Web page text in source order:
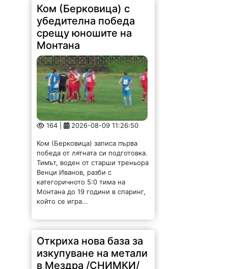
Ком (Берковица) с
убедителна победа
срещу юношите на
Монтана
164 | 2026-08-09 11:26:50
Ком (Берковица) записа първа
победа от лятната си подготовка.
Тимът, воден от старши треньора
Венци Иванов, разби с
категоричното 5:0 тима на
Монтана до 19 години в спаринг,
който се игра...
Откриха нова база за
изкупуване на метали
в Мездра /СНИМКИ/